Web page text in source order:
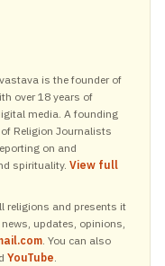
is the founder of
over 18 years of
media. A founding
Religion Journalists
on and
spirituality. View full
religions and presents it
updates, opinions,
. You can also
YouTube.